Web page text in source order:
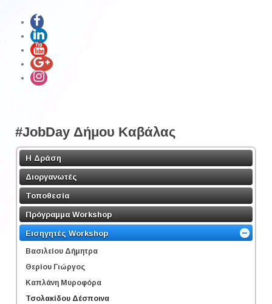
#JobDay Δήμου Καβάλας
Η Δράση
Διοργανωτές
Τοποθεσία
Πρόγραμμα Workshop
Εισηγητές Workshop
Βασιλείου Δήμητρα
Θερίου Γιώργος
Καπλάνη Μυροφόρα
Τσολακίδου Δέσποινα